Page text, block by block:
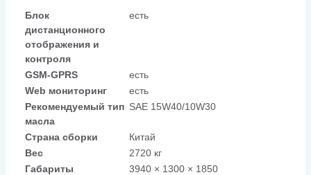
Блок
дистанционного
отображения и
контроля
есть
GSM-GPRS
есть
Web мониторинг
есть
Рекомендуемый тип
масла
SAE 15W40/10W30
Страна сборки
Китай
Вес
2720 кг
Габариты
3940 × 1300 × 1850